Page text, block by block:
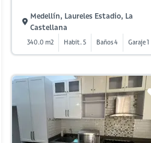
Medellín, Laureles Estadio, La
Castellana
340.0 m2 Habit. 5 Baños 4 Garaje 1